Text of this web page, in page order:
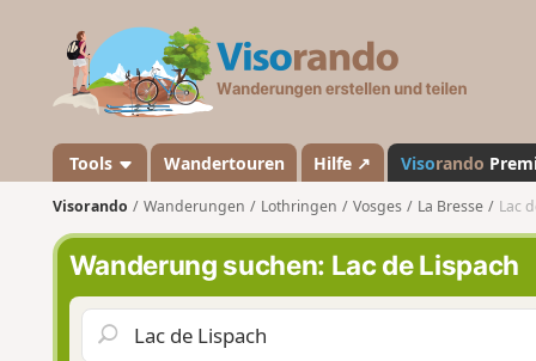
a
n
d
o
Tools Wandertouren Hilfe ↗ Visorando
Visorando Wanderungen Lothringen Vosges La Bresse Lac
Wanderung suchen: Lac de Lispach